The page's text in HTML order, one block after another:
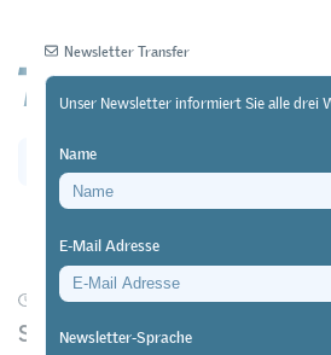
24/03/23 Forschung
Swiss Leading House VPET-ECON
Newsletter Transfer
Unser Newsletter informiert Sie alle drei
Name
E-Mail Adresse
Newsletter-Sprache